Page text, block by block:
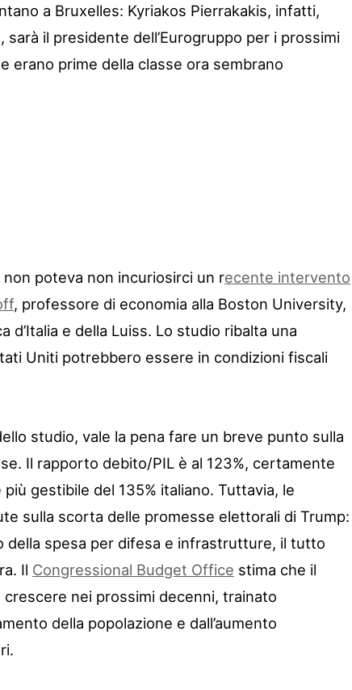
a Bruxelles: Kyriakos Pierrakakis, infatti,
il presidente dell’Eurogruppo per i prossimi
erano prime della classe ora sembrano
poteva non incuriosirci un recente intervento
, professore di economia alla Boston University,
d’Italia e della Luiss. Lo studio ribalta una
Uniti potrebbero essere in condizioni fiscali
studio, vale la pena fare un breve punto sulla
Il rapporto debito/PIL è al 123%, certamente
gestibile del 135% italiano. Tuttavia, le
sulla scorta delle promesse elettorali di Trump:
della spesa per difesa e infrastrutture, il tutto
Il Congressional Budget Office stima che il
nei prossimi decenni, trainato
della popolazione e dall’aumento